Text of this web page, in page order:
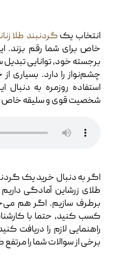
انتخاب یک گردنبند طلا
خاص برای شما رقم بزند.
برجسته خود، توانایی
چشم‌نواز را دارد. بسیاری
استفاده روزمره به دنبال
شخصیت قوی و سلیقه خاص
اگر به دنبال خرید یک
طلای زرشاین آمادگی
برطرف سازیم. اگر هم
کسب کنید، حتما با
راهنمایی لازم را دریافت
برخی از سوالات شما را مرتفع